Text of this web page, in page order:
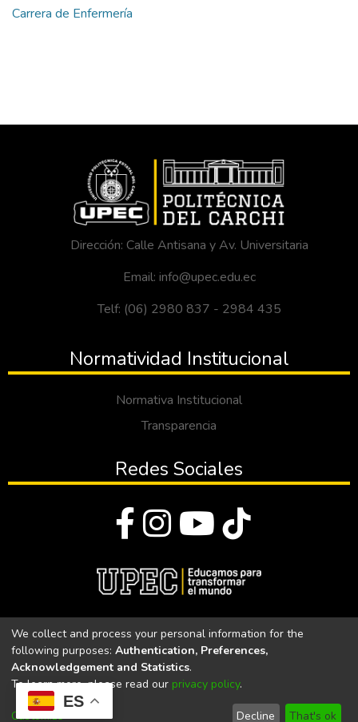
ES
Carrera de Enfermería
Dirección: Calle Antisana y Av. Universitaria
Email: info@upec.edu.ec
Telf: (06) 2980 837 - 2984 435
Normatividad Institucional
Normativa Institucional
Transparencia
Redes Sociales
Universidad Politécnica Estatal del Carchi
Universidad Politécnica Estatal del Carchi | Acreditada por el
CACES Resolución N°. 160-SE-33-CACES-2020
We collect and process your personal information for the
following purposes: Authentication, Preferences,
Acknowledgement and Statistics.
To learn more, please read our privacy policy.
Customize Decline That's ok